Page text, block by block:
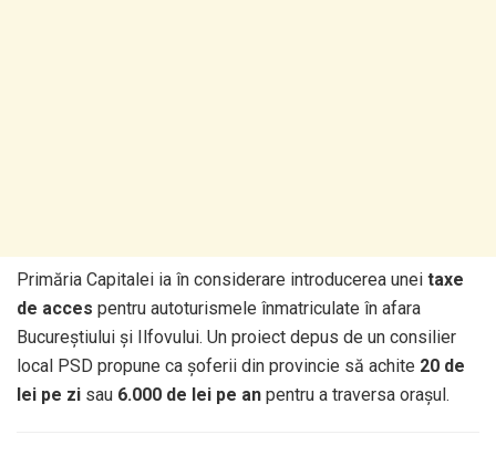
Primăria Capitalei ia în considerare introducerea unei taxe
de acces pentru autoturismele înmatriculate în afara
Bucureștiului și Ilfovului. Un proiect depus de un consilier
local PSD propune ca șoferii din provincie să achite 20 de
lei pe zi sau 6.000 de lei pe an pentru a traversa orașul.